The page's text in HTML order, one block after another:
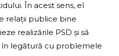
În acest sens, el
relații publice bine
realizările PSD și să
legătură cu problemele